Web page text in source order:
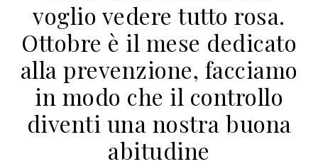
voglio vedere tutto rosa.
Ottobre è il mese dedicato
alla prevenzione, facciamo
in modo che il controllo
diventi una nostra buona
abitudine